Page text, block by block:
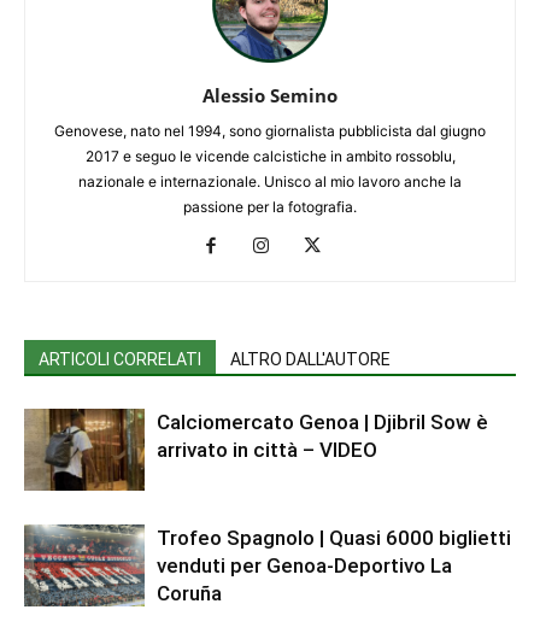
Alessio Semino
Genovese, nato nel 1994, sono giornalista pubblicista dal giugno
2017 e seguo le vicende calcistiche in ambito rossoblu,
nazionale e internazionale. Unisco al mio lavoro anche la
passione per la fotografia.
ARTICOLI CORRELATI ALTRO DALL'AUTORE
Calciomercato Genoa | Djibril Sow è
arrivato in città – VIDEO
Trofeo Spagnolo | Quasi 6000 biglietti
venduti per Genoa-Deportivo La
Coruña